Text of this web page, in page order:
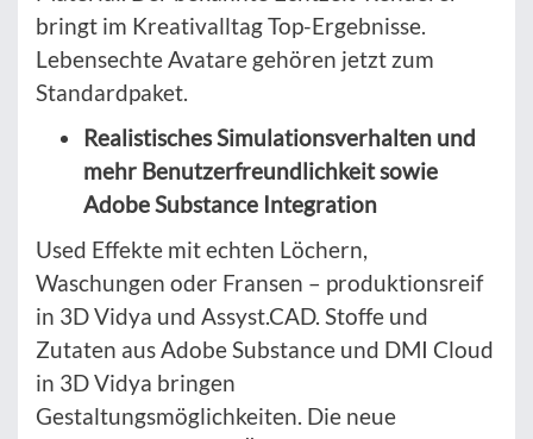
bringt im Kreativalltag Top-Ergebnisse.
Lebensechte Avatare gehören jetzt zum
Standardpaket.
Realistisches Simulationsverhalten und
mehr Benutzerfreundlichkeit sowie
Adobe Substance Integration
Used Effekte mit echten Löchern,
Waschungen oder Fransen – produktionsreif
in 3D Vidya und Assyst.CAD. Stoffe und
Zutaten aus Adobe Substance und DMI Cloud
in 3D Vidya bringen
Gestaltungsmöglichkeiten. Die neue